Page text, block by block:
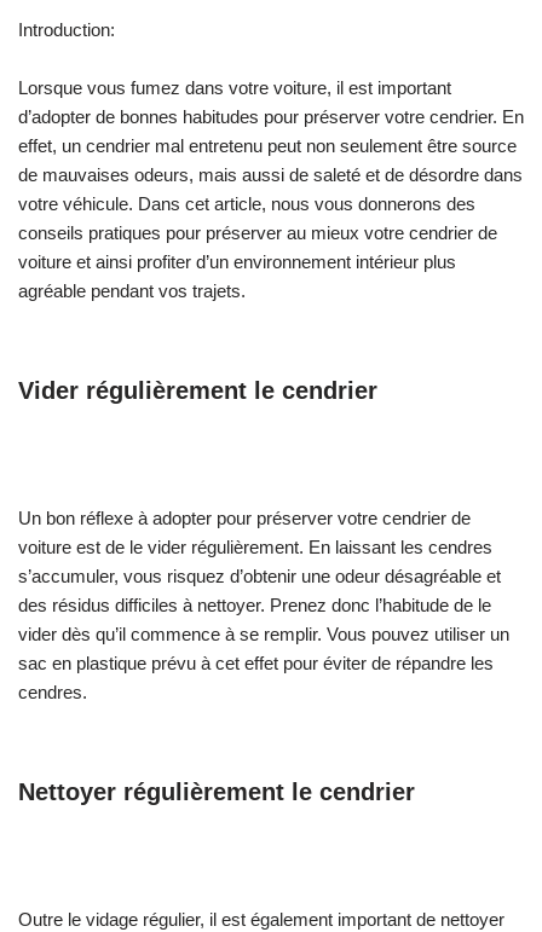
Introduction:
Lorsque vous fumez dans votre voiture, il est important
d’adopter de bonnes habitudes pour préserver votre cendrier. En
effet, un cendrier mal entretenu peut non seulement être source
de mauvaises odeurs, mais aussi de saleté et de désordre dans
votre véhicule. Dans cet article, nous vous donnerons des
conseils pratiques pour préserver au mieux votre cendrier de
voiture et ainsi profiter d’un environnement intérieur plus
agréable pendant vos trajets.
Vider régulièrement le cendrier
Un bon réflexe à adopter pour préserver votre cendrier de
voiture est de le vider régulièrement. En laissant les cendres
s’accumuler, vous risquez d’obtenir une odeur désagréable et
des résidus difficiles à nettoyer. Prenez donc l’habitude de le
vider dès qu’il commence à se remplir. Vous pouvez utiliser un
sac en plastique prévu à cet effet pour éviter de répandre les
cendres.
Nettoyer régulièrement le cendrier
Outre le vidage régulier, il est également important de nettoyer